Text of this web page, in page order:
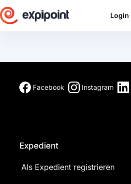
Login
Facebook Instagram
Expedient
Als Expedient registrieren